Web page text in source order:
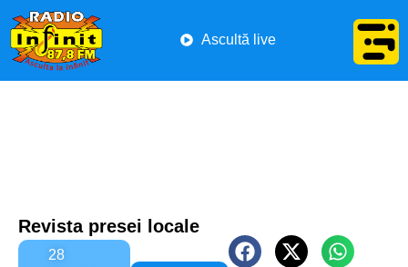
Ascultă live
Revista presei locale
28